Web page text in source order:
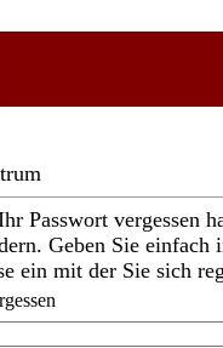
Passwort vergessen
Geben Sie
ein mit der Sie sich